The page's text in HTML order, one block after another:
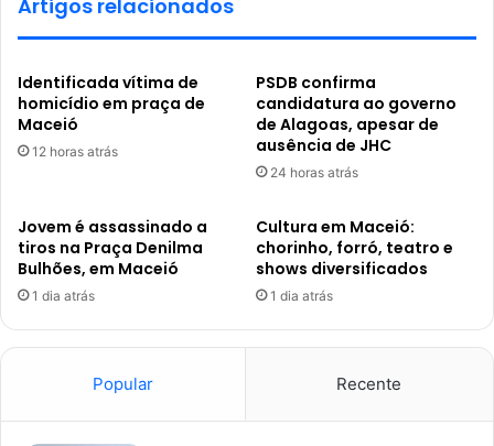
Artigos relacionados
Identificada vítima de
homicídio em praça de
Maceió
12 horas atrás
PSDB confirma
candidatura ao governo
de Alagoas, apesar de
ausência de JHC
24 horas atrás
Jovem é assassinado a
tiros na Praça Denilma
Bulhões, em Maceió
1 dia atrás
Cultura em Maceió:
chorinho, forró, teatro e
shows diversificados
1 dia atrás
Popular Recente